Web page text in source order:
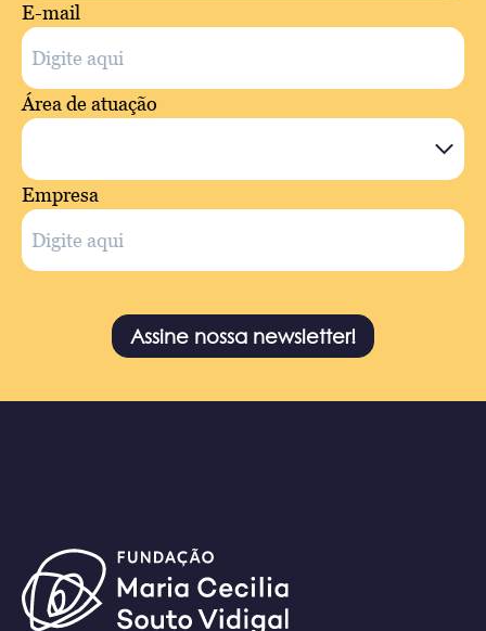
E-mail
Área de atuação
Empresa
Assine nossa newsletter!